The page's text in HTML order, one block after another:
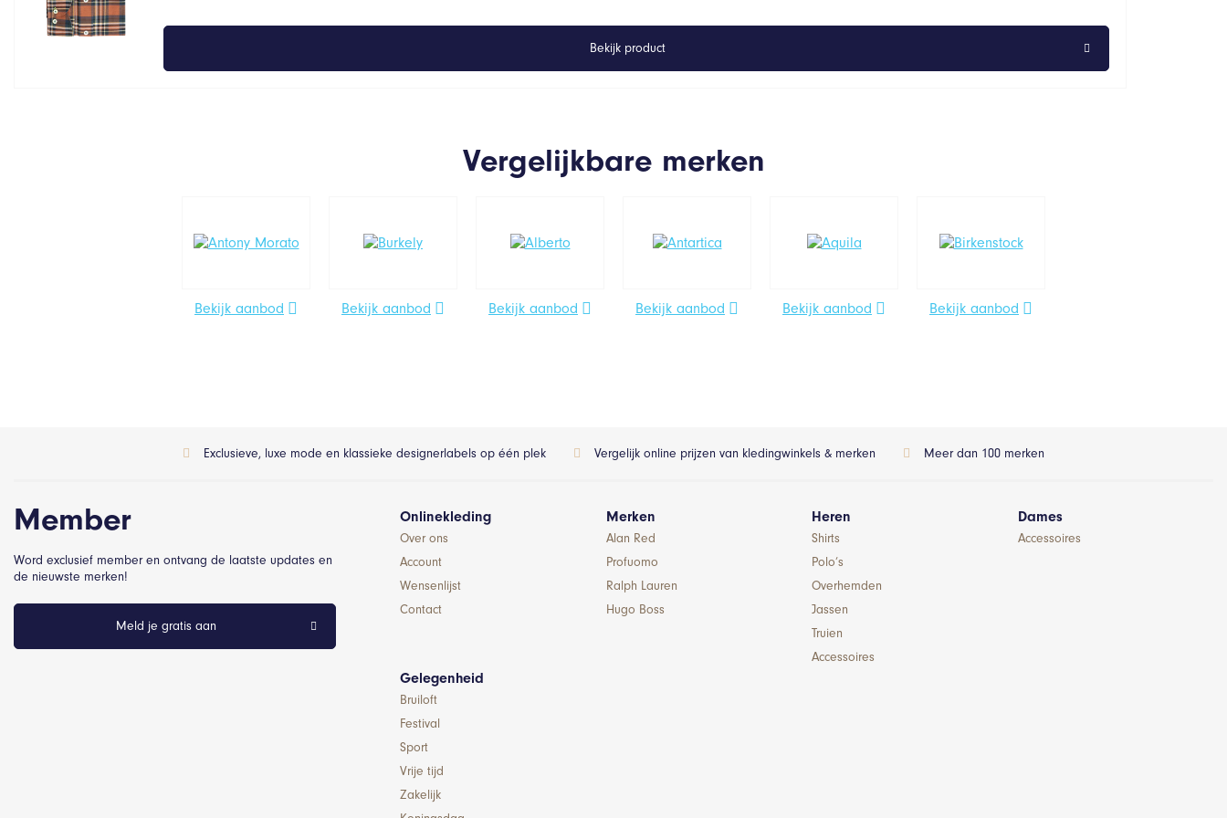
Bekijk product
Vergelijkbare merken
Bekijk aanbod Bekijk aanbod Bekijk aanbod Bekijk aanbod Bekijk aanbod Bekijk aanbod
Exclusieve, luxe mode en klassieke designerlabels op één plek Vergelijk online prijzen van kledingwinkels & merken Meer dan 100 merken
Member
Word exclusief member en ontvang de laatste updates en
de nieuwste merken!
Meld je gratis aan
Onlinekleding
Over ons
Account
Wensenlijst
Contact
Merken
Alan Red
Profuomo
Ralph Lauren
Hugo Boss
Heren
Shirts
Polo’s
Overhemden
Jassen
Truien
Accessoires
Dames
Accessoires
Gelegenheid
Bruiloft
Festival
Sport
Vrije tijd
Zakelijk